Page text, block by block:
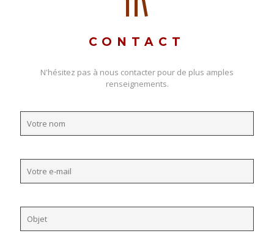
CONTACT
N'hésitez pas à nous contacter pour de plus amples
renseignements.